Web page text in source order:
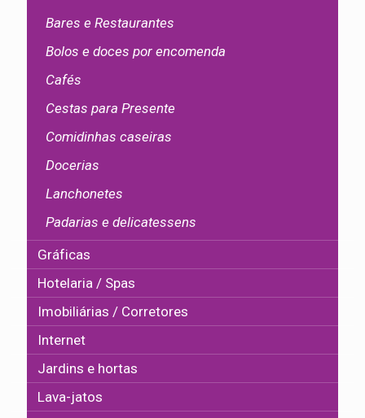
Bares e Restaurantes
Bolos e doces por encomenda
Cafés
Cestas para Presente
Comidinhas caseiras
Docerias
Lanchonetes
Padarias e delicatessens
Gráficas
Hotelaria / Spas
Imobiliárias / Corretores
Internet
Jardins e hortas
Lava-jatos